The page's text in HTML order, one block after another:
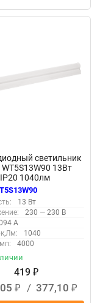
светильник
WT5S13W90 13Вт
1040лм
в линию
13 Вт
230 — 230 В
А
1040
4000
419 ₽
₽ / 377,10 ₽